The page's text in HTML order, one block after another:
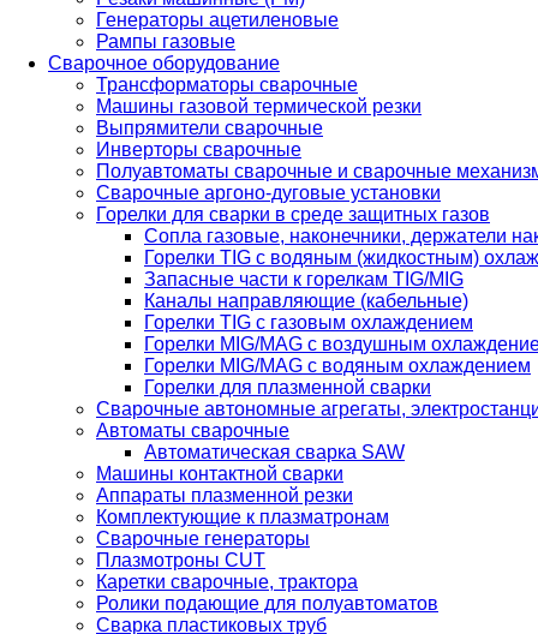
Генераторы ацетиленовые
Рампы газовые
Сварочное оборудование
Трансформаторы сварочные
Машины газовой термической резки
Выпрямители сварочные
Инверторы сварочные
Полуавтоматы сварочные и сварочные
Сварочные аргоно-дуговые установки
Горелки для сварки в среде защитных газов
Сопла газовые, наконечники, держатели
Горелки TIG с водяным (жидкостным)
Запасные части к горелкам TIG/MIG
Каналы направляющие (кабельные)
Горелки TIG с газовым охлаждением
Горелки MIG/MAG с воздушным
Горелки MIG/MAG с водяным охлаждением
Горелки для плазменной сварки
Сварочные автономные агрегаты,
Автоматы сварочные
Автоматическая сварка SAW
Машины контактной сварки
Аппараты плазменной резки
Комплектующие к плазматронам
Сварочные генераторы
Плазмотроны CUT
Каретки сварочные, трактора
Ролики подающие для полуавтоматов
Сварка пластиковых труб